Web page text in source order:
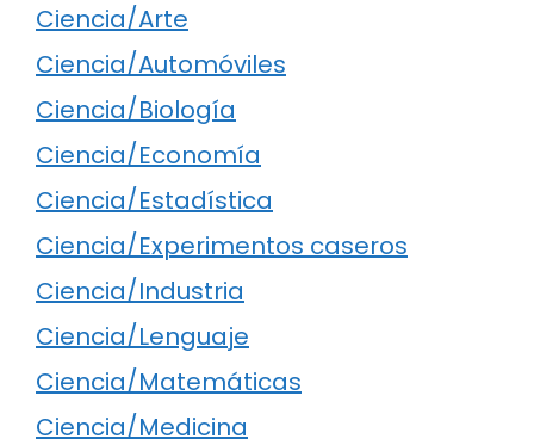
Ciencia/Arte
Ciencia/Automóviles
Ciencia/Biología
Ciencia/Economía
Ciencia/Estadística
Ciencia/Experimentos caseros
Ciencia/Industria
Ciencia/Lenguaje
Ciencia/Matemáticas
Ciencia/Medicina